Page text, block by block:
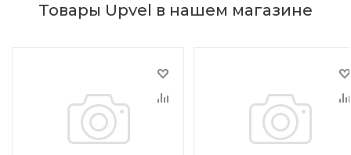
Товары Upvel в нашем магазине